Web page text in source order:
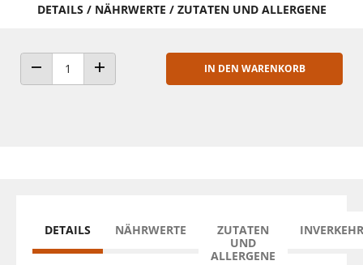
DETAILS / NÄHRWERTE / ZUTATEN UND ALLERGENE
ANZAHL VERRINGERNANZAHL ERHÖHEN
IN DEN WARENKORB
DETAILS NÄHRWERTE
ZUTATEN
UND
ALLERGENE